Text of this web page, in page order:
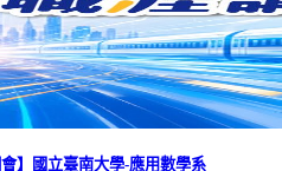
】國立臺南大學-應用數學系